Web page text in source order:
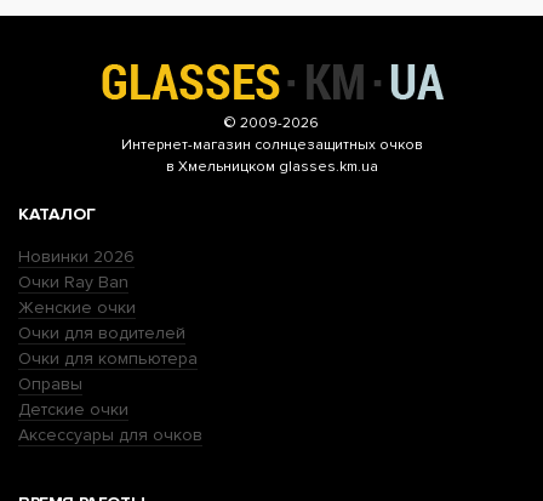
© 2009-2026
Интернет-магазин солнцезащитных очков
в Хмельницком glasses.km.ua
КАТАЛОГ
Новинки 2026
Очки Ray Ban
Женские очки
Очки для водителей
Очки для компьютера
Оправы
Детские очки
Аксессуары для очков